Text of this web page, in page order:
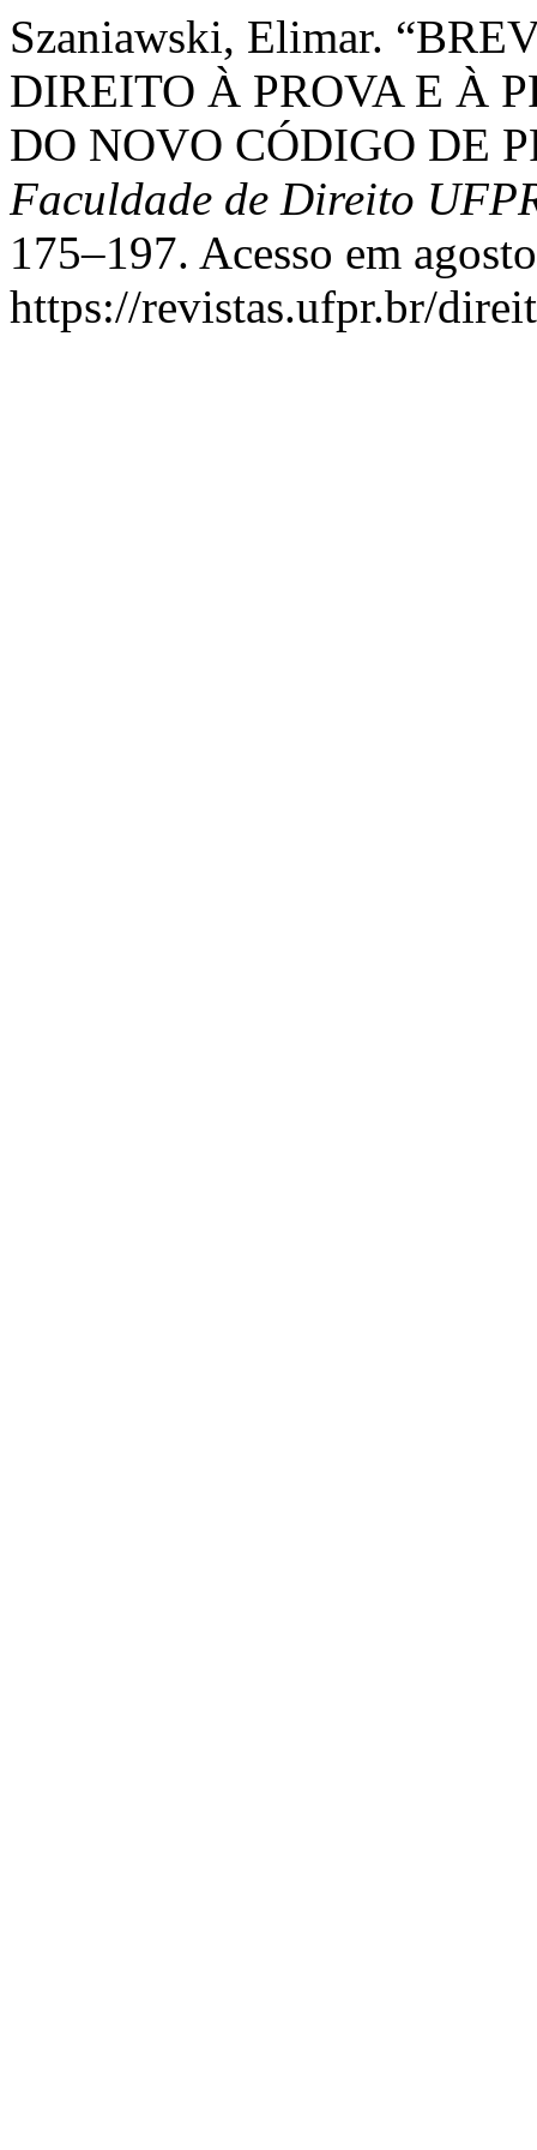
Szaniawski, Elimar.
DIREITO À PROVA E À
DO NOVO CÓDIGO DE
Faculdade de Direito
175–197. Acesso em
https://revistas.ufpr.br/